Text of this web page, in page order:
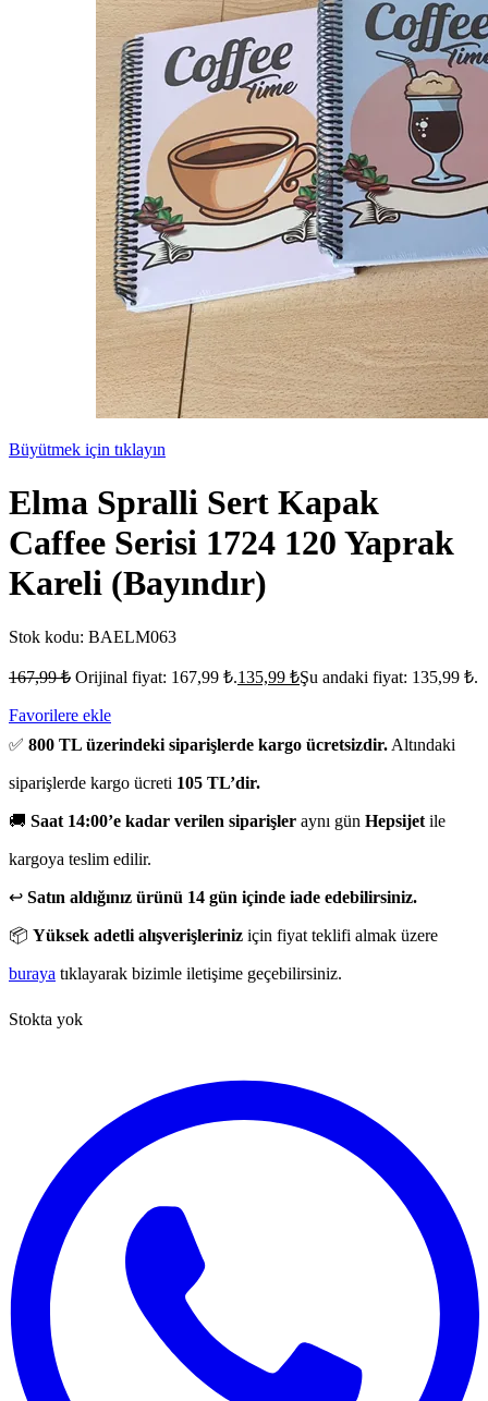
Büyütmek için tıklayın
Elma Spralli Sert Kapak
Caffee Serisi 1724 120 Yaprak
Kareli (Bayındır)
Stok kodu: BAELM063
167,99₺ Orijinal fiyat: 167,99 ₺.135,99 ₺Şu andaki fiyat: 135,99 ₺.
Favorilere ekle
✅ 800 TL üzerindeki siparişlerde kargo ücretsizdir. Altındaki
siparişlerde kargo ücreti 105 TL’dir.
🚚 Saat 14:00’e kadar verilen siparişler aynı gün Hepsijet ile
kargoya teslim edilir.
↩️ Satın aldığınız ürünü 14 gün içinde iade edebilirsiniz.
📦 Yüksek adetli alışverişleriniz için fiyat teklifi almak üzere
buraya tıklayarak bizimle iletişime geçebilirsiniz.
Stokta yok